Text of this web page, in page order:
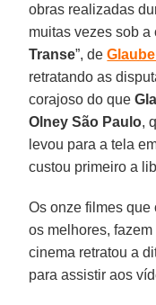
obras realizadas
muitas vezes sob a
Transe”, de
retratando as
corajoso do que
Olney São Paulo,
levou para a tela
custou primeiro a
Os onze filmes que
os melhores,
cinema retratou a
para assistir aos